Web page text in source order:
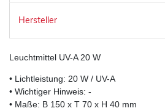
Hersteller
Leuchtmittel UV-A 20 W
• Lichtleistung: 20 W / UV-A
• Wichtiger Hinweis: -
• Maße: B 150 x T 70 x H 40 mm